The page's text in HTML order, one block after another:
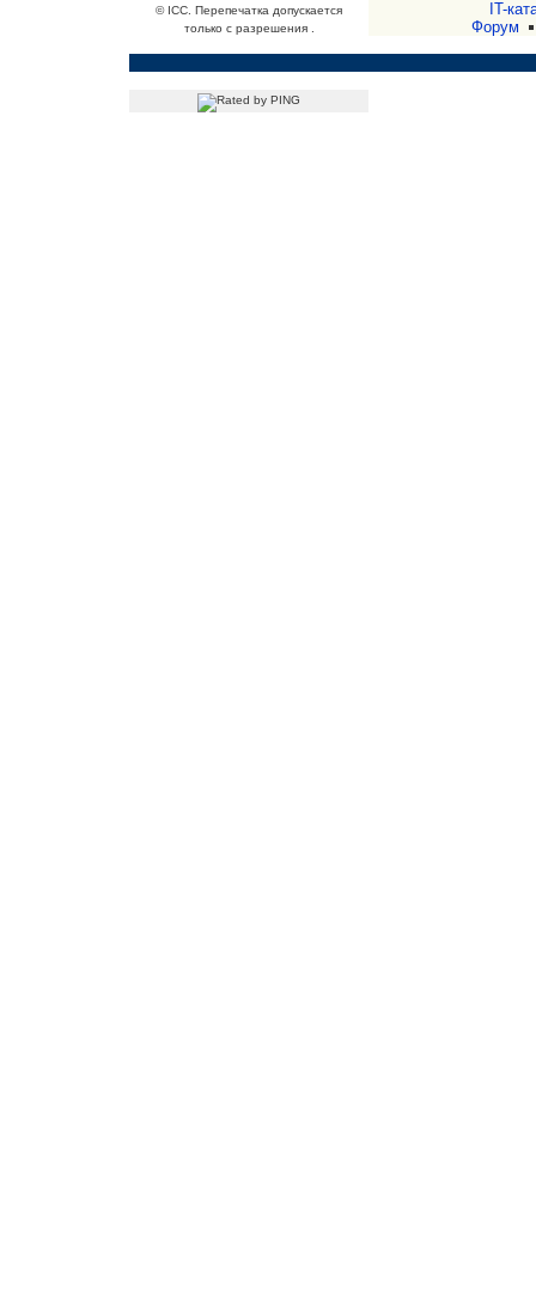
© ICC. Перепечатка допускается
только с разрешения .
IT-
Форум